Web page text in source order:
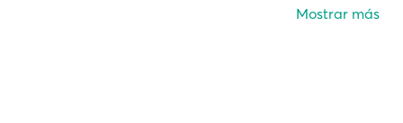
Mostrar más